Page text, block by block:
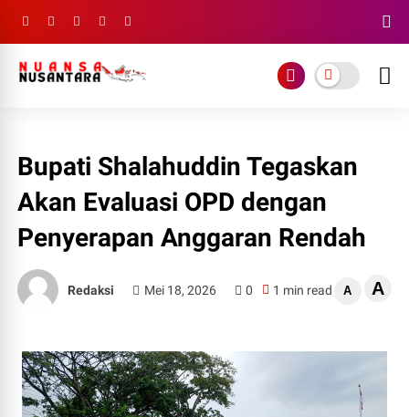
Bupati Shalahuddin Tegaskan
Akan Evaluasi OPD dengan
Penyerapan Anggaran Rendah
Redaksi Mei 18, 2026 0 1 min read A A